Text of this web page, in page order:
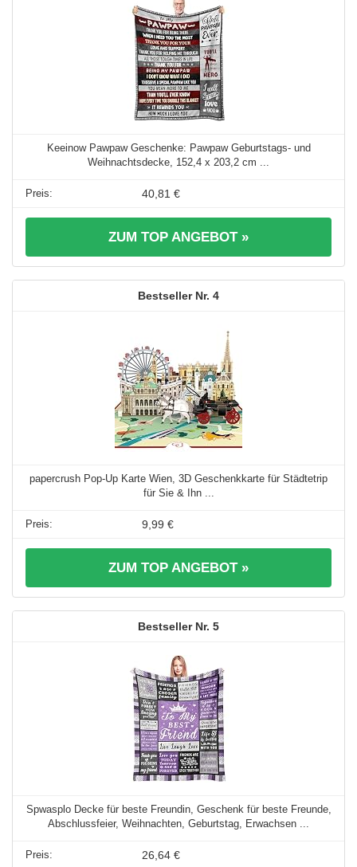
Keeinow Pawpaw Geschenke: Pawpaw Geburtstags- und
Weihnachtsdecke, 152,4 x 203,2 cm ...
40,81 €
ZUM TOP ANGEBOT »
4
papercrush Pop-Up Karte Wien, 3D Geschenkkarte für Städtetrip
für Sie & Ihn ...
9,99 €
ZUM TOP ANGEBOT »
5
Spwasplo Decke für beste Freundin, Geschenk für beste Freunde,
Abschlussfeier, Weihnachten, Geburtstag, Erwachsen ...
26,64 €